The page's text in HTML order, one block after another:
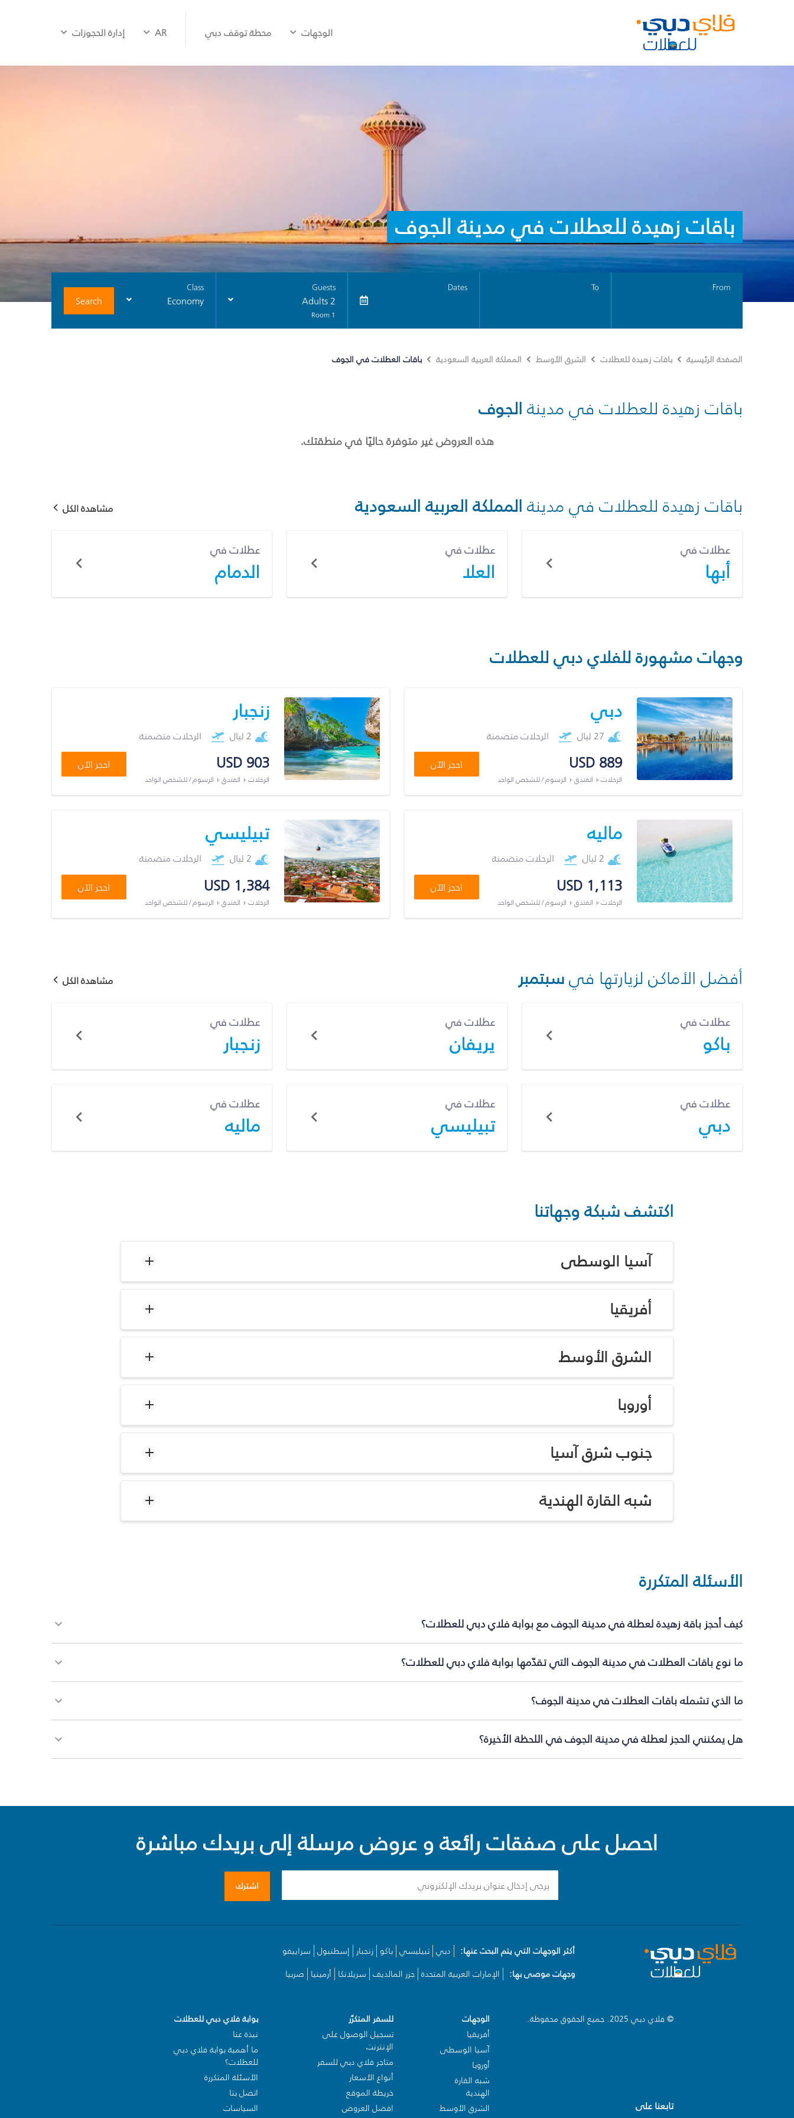
الوجهات محطة توقف دبي AR إدارة الحجوزات
باقات زهيدة للعطلات في مدينة الجوف
From
To
Dates
Guests
2 Adults
1 Room
Class
Economy
Search
الصفحة الرئيسية باقات زهيدة للعطلات الشرق الأوسط المملكة العربية السعودية باقات العطلات في الجوف
باقات زهيدة للعطلات في مدينة الجوف
هذه العروض غير متوفرة حاليًا في منطقتك.
باقات زهيدة للعطلات في مدينة المملكة العربية السعودية مشاهدة الكل
عطلات في
أبها
عطلات في
العلا
عطلات في
الدمام
وجهات مشهورة للفلاي دبي للعطلات
دبي
27 ليال الرحلات متضمنة
USD 889
الرحلات + الفندق + الرسوم / للشخص الواحد
احجز الآن
زنجبار
2 ليال الرحلات متضمنة
USD 903
الرحلات + الفندق + الرسوم / للشخص الواحد
احجز الآن
ماليه
2 ليال الرحلات متضمنة
USD 1,113
الرحلات + الفندق + الرسوم / للشخص الواحد
احجز الآن
تبيليسي
2 ليال الرحلات متضمنة
USD 1,384
الرحلات + الفندق + الرسوم / للشخص الواحد
احجز الآن
أفضل الأماكن لزيارتها فيسبتمبر مشاهدة الكل
عطلات في
باكو
عطلات في
يريفان
عطلات في
زنجبار
عطلات في
دبي
عطلات في
تبيليسي
عطلات في
ماليه
اكتشف شبكة وجهاتنا
آسيا الوسطى
أفريقيا
الشرق الأوسط
أوروبا
جنوب شرق آسيا
شبه القارة الهندية
الأسئلة المتكررة
كيف أحجز باقة زهيدة لعطلة في مدينة الجوف مع بوابة فلاي دبي للعطلات؟
ما نوع باقات العطلات في مدينة الجوف التي تقدّمها بوابة فلاي دبي للعطلات؟
ما الذي تشمله باقات العطلات في مدينة الجوف؟
هل يمكنني الحجز لعطلة في مدينة الجوف في اللحظة الأخيرة؟
احصل على صفقات رائعة و عروض مرسلة إلى بريدك مباشرة
اشترك
أكثر الوجهات التي يتم البحث عنها: دبي تبيليسي باكو زنجبار إسطنبول سراييفو
وجهات موصى بها:
الإمارات العربية المتحدة جزر المالديف سريلانكا أرمينيا صربيا
© فلاي دبي 2025. جميع الحقوق محفوظة.
تابعنا على
الوجهات
أفريقيا
آسيا الوسطى
أوروبا
شبه القارة
الهندية
الشرق الأوسط
للسفر المتكرّر
تسجيل الوصول على
الإنترنت
متاجر فلاي دبي للسفر
أنواع الأسعار
خريطة الموقع
افضل العروض
بوابة فلاي دبي للعطلات
نبذة عنا
ما أهمية بوابة فلاي دبي
للعطلات؟
الأسئلة المتكررة
اتصل بنا
السياسات